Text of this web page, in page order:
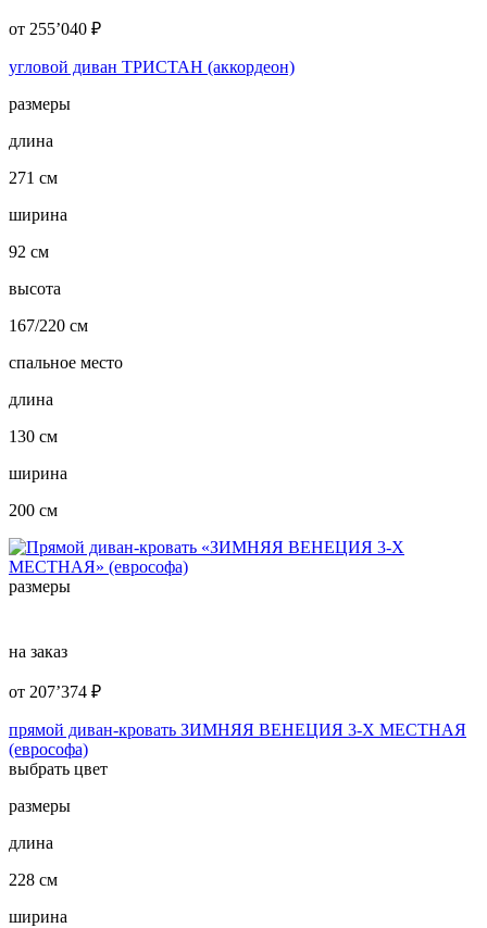
от 255’040 ₽
угловой диван ТРИСТАН (аккордеон)
размеры
длина
271 см
ширина
92 см
высота
167/220 см
спальное место
длина
130 см
ширина
200 см
размеры
на заказ
от 207’374 ₽
прямой диван-кровать ЗИМНЯЯ ВЕНЕЦИЯ 3-Х МЕСТНАЯ
(еврософа)
выбрать цвет
размеры
длина
228 см
ширина